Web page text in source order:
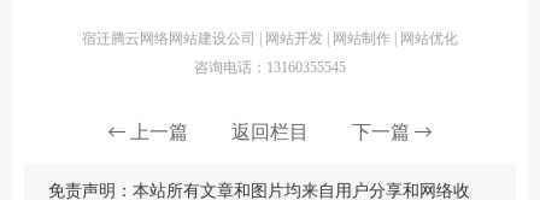
宿迁腾云网络网站建设公司 | 网站开发 | 网站制作 | 网站优化
咨询电话：13160355545
上一篇 返回栏目 下一篇
免责声明：本站所有文章和图片均来自用户分享和网络收